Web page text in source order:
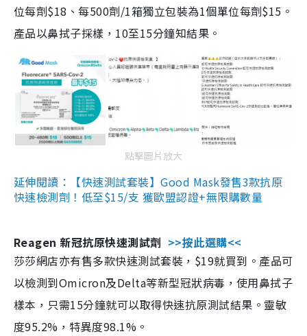
位每劑$18、每500劑/1箱獨立包裝為1個單位每劑$15。
產品以鼻拭子採樣，10至15分鐘知結果。
點擊圖片放大
延伸閱讀：【快速測試套裝】Good Mask發售3款抗原
快速檢測劑！低至$15/支 獲歐盟認證+無限購數量
Reagen 新冠抗原快速測試劑 >>按此選購<<
莎莎網店亦有售多款快速測試套裝，$19就買到。產品可
以檢測到Omicron及Delta等新型冠狀病毒，使用鼻拭子
樣本，只需15分鐘就可以取得快速抗原測試結果。靈敏
度95.2%，特異度98.1%。